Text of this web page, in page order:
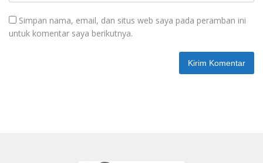
Simpan nama, email, dan situs web saya pada peramban ini
untuk komentar saya berikutnya.